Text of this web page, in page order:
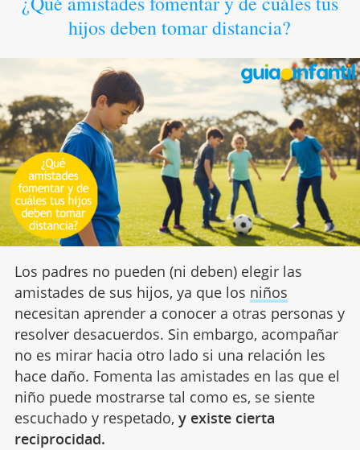
hijos deben tomar distancia?
Los padres no pueden (ni deben) elegir las
amistades de sus hijos, ya que los niños
necesitan aprender a conocer a otras personas y
resolver desacuerdos. Sin embargo, acompañar
no es mirar hacia otro lado si una relación les
hace daño. Fomenta las amistades en las que el
niño puede mostrarse tal como es, se siente
escuchado y respetado, y existe cierta
reciprocidad.